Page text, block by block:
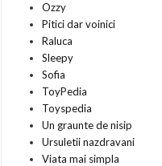
Ozzy
Pitici dar voinici
Raluca
Sleepy
Sofia
ToyPedia
Toyspedia
Un graunte de nisip
Ursuletii nazdravani
Viata mai simpla